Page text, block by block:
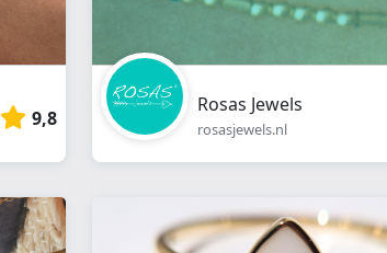
9,8
Rosas Jewels
rosasjewels.nl